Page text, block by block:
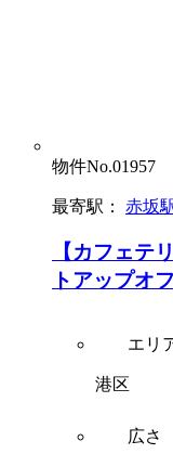
物件No.01957
最寄駅： 赤坂
【カフェテ
トアップオ
エリ
港区
広さ